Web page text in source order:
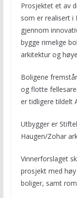
Prosjektet et av
som er realisert i
gjennom
bygge rimelige
arkitektur og
Boligene
og flotte
er tidligere tildelt
Utbygger er
Haugen/Zohar
Vinnerforslaget
prosjekt med
boliger, samt